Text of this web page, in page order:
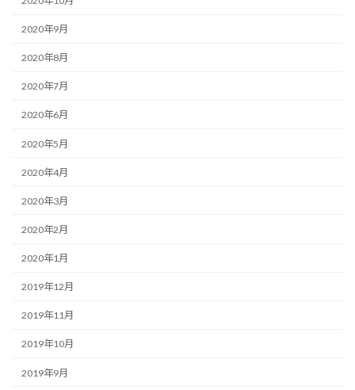
2020年9月
2020年8月
2020年7月
2020年6月
2020年5月
2020年4月
2020年3月
2020年2月
2020年1月
2019年12月
2019年11月
2019年10月
2019年9月